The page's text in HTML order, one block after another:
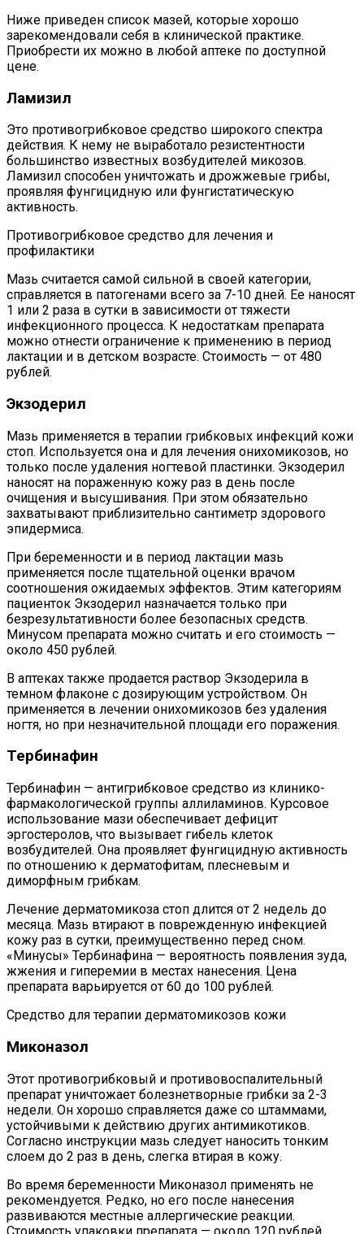
Ниже приведен список мазей, которые хорошо
зарекомендовали себя в клинической практике.
Приобрести их можно в любой аптеке по доступной
цене.
Ламизил
Это противогрибковое средство широкого спектра
действия. К нему не выработало резистентности
большинство известных возбудителей микозов.
Ламизил способен уничтожать и дрожжевые грибы,
проявляя фунгицидную или фунгистатическую
активность.
Противогрибковое средство для лечения и
профилактики
Мазь считается самой сильной в своей категории,
справляется в патогенами всего за 7-10 дней. Ее наносят
1 или 2 раза в сутки в зависимости от тяжести
инфекционного процесса. К недостаткам препарата
можно отнести ограничение к применению в период
лактации и в детском возрасте. Стоимость — от 480
рублей.
Экзодерил
Мазь применяется в терапии грибковых инфекций кожи
стоп. Используется она и для лечения онихомикозов, но
только после удаления ногтевой пластинки. Экзодерил
наносят на пораженную кожу раз в день после
очищения и высушивания. При этом обязательно
захватывают приблизительно сантиметр здорового
эпидермиса.
При беременности и в период лактации мазь
применяется после тщательной оценки врачом
соотношения ожидаемых эффектов. Этим категориям
пациенток Экзодерил назначается только при
безрезультативности более безопасных средств.
Минусом препарата можно считать и его стоимость —
около 450 рублей.
В аптеках также продается раствор Экзодерила в
темном флаконе с дозирующим устройством. Он
применяется в лечении онихомикозов без удаления
ногтя, но при незначительной площади его поражения.
Тербинафин
Тербинафин — антигрибковое средство из клинико-
фармакологической группы аллиламинов. Курсовое
использование мази обеспечивает дефицит
эргостеролов, что вызывает гибель клеток
возбудителей. Она проявляет фунгицидную активность
по отношению к дерматофитам, плесневым и
диморфным грибкам.
Лечение дерматомикоза стоп длится от 2 недель до
месяца. Мазь втирают в поврежденную инфекцией
кожу раз в сутки, преимущественно перед сном.
«Минусы» Тербинафина — вероятность появления зуда,
жжения и гиперемии в местах нанесения. Цена
препарата варьируется от 60 до 100 рублей.
Средство для терапии дерматомикозов кожи
Миконазол
Этот противогрибковый и противовоспалительный
препарат уничтожает болезнетворные грибки за 2-3
недели. Он хорошо справляется даже со штаммами,
устойчивыми к действию других антимикотиков.
Согласно инструкции мазь следует наносить тонким
слоем до 2 раз в день, слегка втирая в кожу.
Во время беременности Миконазол применять не
рекомендуется. Редко, но его после нанесения
развиваются местные аллергические реакции.
Стоимость упаковки препарата — около 120 рублей.